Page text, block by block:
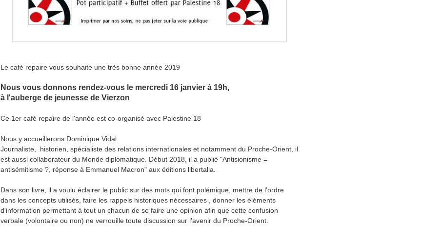
Le café repaire vous souhaite une très bonne année 2019
Nous vous donnons rendez-vous le mercredi 16 janvier à 19h,
à l'auberge de jeunesse de Vierzon
Ce 1er café repaire de l'année est co-organisé avec Palestine 18
Nous y accueillerons Dominique Vidal.
Journaliste, historien, spécialiste des relations internationales et notamment du Proche-Orient, il
est aussi collaborateur du Monde diplomatique. Début 2018, il a publié "Antisionisme =
antisémitisme ?, réponse à Emmanuel Macron" aux éditions libertalia.
Dans son livre, il a voulu éclairer le public sur des mots qui font polémique, mettre de l’ordre
dans les concepts utilisés, faire les rappels historiques nécessaires , donner les éléments
d'information permettant à tout un chacun de se faire une opinion afin que cette confusion
verbale (volontaire ou non) ne verrouille toute discussion sur l'avenir du Proche-Orient.